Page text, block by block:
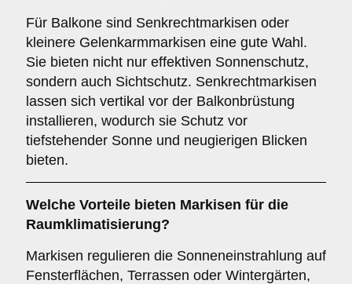
Für Balkone sind Senkrechtmarkisen oder
kleinere Gelenkarmmarkisen eine gute Wahl.
Sie bieten nicht nur effektiven Sonnenschutz,
sondern auch Sichtschutz. Senkrechtmarkisen
lassen sich vertikal vor der Balkonbrüstung
installieren, wodurch sie Schutz vor
tiefstehender Sonne und neugierigen Blicken
bieten.
Welche Vorteile bieten Markisen für die
Raumklimatisierung?
Markisen regulieren die Sonneneinstrahlung auf
Fensterflächen, Terrassen oder Wintergärten,